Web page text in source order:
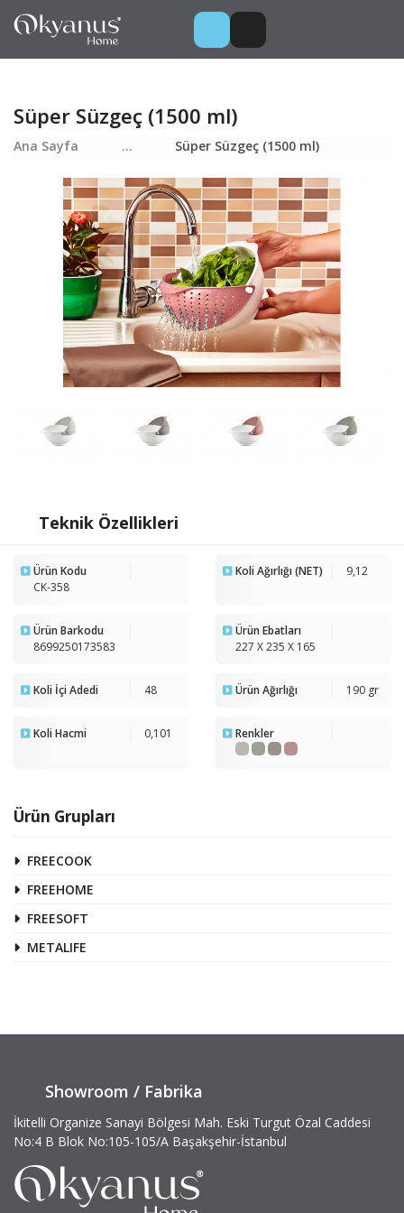
Ürün Grupları
FREECOOK
FREEHOME
FREESOFT
METALIFE
Süper Süzgeç (1500 ml)
Ana Sayfa ... Süper Süzgeç (1500 ml)
Teknik Özellikleri
Ürün Kodu
CK-358
Koli Ağırlığı (NET) 9,12
Ürün Barkodu
8699250173583
Ürün Ebatları
227 X 235 X 165
Koli İçi Adedi 48 Ürün Ağırlığı 190 gr
Koli Hacmi 0,101 Renkler
Showroom / Fabrika
İkitelli Organize Sanayi Bölgesi Mah. Eski Turgut Özal Caddesi
No:4 B Blok No:105-105/A Başakşehir-İstanbul